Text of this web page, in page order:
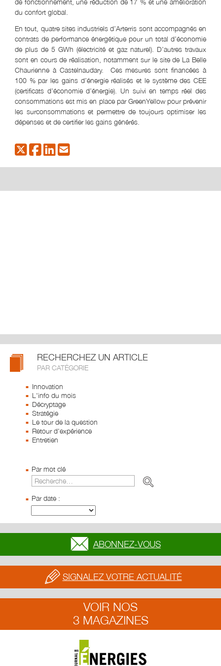
de fonctionnement, une réduction de 17 % et une amélioration
du confort global.
En tout, quatre sites industriels d’Arterris sont accompagnés en
contrats de performance énergétique pour un total d’économie
de plus de 5 GWh (électricité et gaz naturel). D’autres travaux
sont en cours de réalisation, notamment sur le site de La Belle
Chaurienne à Castelnaudary. Ces mesures sont financées à
100 % par les gains d’énergie réalisés et le système des CEE
(certificats d’économie d’énergie). Un suivi en temps réel des
consommations est mis en place par GreenYellow pour prévenir
les surconsommations et permettre de toujours optimiser les
dépenses et de certifier les gains générés.
RECHERCHEZ UN ARTICLE
PAR CATÉGORIE
Innovation
L'info du mois
Décryptage
Stratégie
Le tour de la question
Retour d'expérience
Entretien
Par mot clé
Par date :
ABONNEZ-VOUS
SIGNALEZ VOTRE ACTUALITÉ
VOIR NOS
3 MAGAZINES